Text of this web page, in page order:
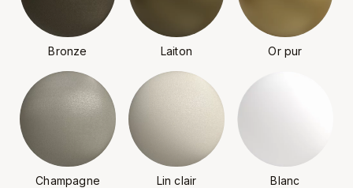
Bronze Laiton Or pur
Champagne Lin clair Blanc